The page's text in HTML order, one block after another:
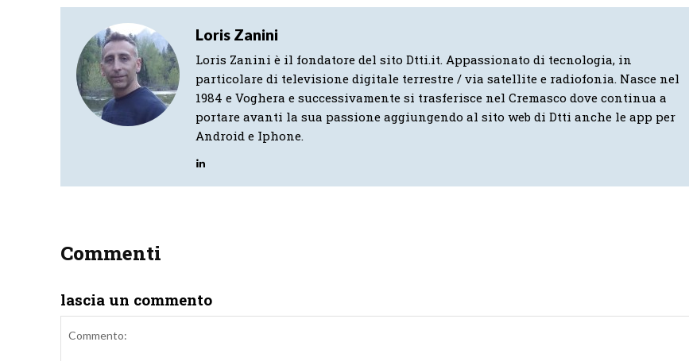
Loris Zanini
Loris Zanini è il fondatore del sito Dtti.it. Appassionato di tecnologia, in
particolare di televisione digitale terrestre / via satellite e radiofonia. Nasce nel
1984 e Voghera e successivamente si trasferisce nel Cremasco dove continua a
portare avanti la sua passione aggiungendo al sito web di Dtti anche le app per
Android e Iphone.
Commenti
lascia un commento